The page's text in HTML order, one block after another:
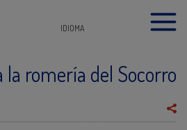
IDIOMA
la romería del Socorro